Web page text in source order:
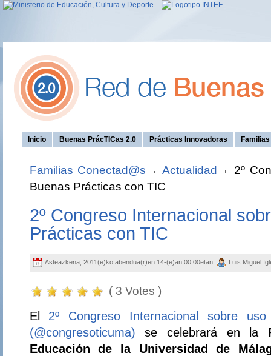
Inicio Buenas PrácTICas 2.0 Prácticas Innovadoras
Familias Conectad@s Actualidad
2º
Buenas Prácticas con TIC
2º Congreso Internacional
Prácticas con TIC
Asteazkena, 2011(e)ko abendua(r)en 14-(e)an 00:00etan Luis Miguel
( 3 Votes )
El 2º Congreso Internacional sobre
(@congresoticuma) se celebrará en la
Educación de la Universidad de